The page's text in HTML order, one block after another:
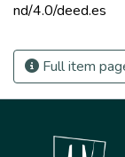
nd/4.0/deed.es
Full item